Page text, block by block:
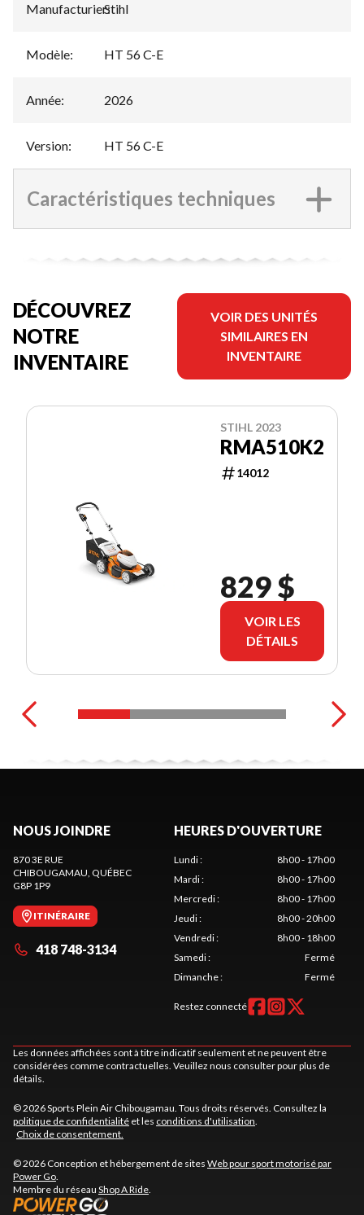
Manufacturier:
Stihl
Modèle: HT 56 C-E
Année: 2026
Version: HT 56 C-E
Caractéristiques techniques
DÉCOUVREZ
NOTRE
INVENTAIRE
VOIR DES UNITÉS
SIMILAIRES EN
INVENTAIRE
STIHL 2023
RMA510K2
14012
829 $
VOIR LES
DÉTAILS
NOUS JOINDRE
870 3E RUE
CHIBOUGAMAU , QUÉBEC
G8P 1P9
ITINÉRAIRE
418 748-3134
HEURES D'OUVERTURE
Lundi:
8h00 - 17h00
Mardi:
8h00 - 17h00
Mercredi:
8h00 - 17h00
Jeudi:
8h00 - 20h00
Vendredi:
8h00 - 18h00
Samedi:
Fermé
Dimanche: Fermé
Restez connecté
Les données affichées sont à titre indicatif seulement et ne peuvent être
considérées comme contractuelles. Veuillez nous consulter pour plus de
détails.
© 2026 Sports Plein Air Chibougamau. Tous droits réservés. Consultez la
politique de confidentialité et les conditions d'utilisation
Choix de consentement.
© 2026 Conception et hébergement de sites Web pour sport motorisé par
Power Go
Membre du réseau Shop A Ride